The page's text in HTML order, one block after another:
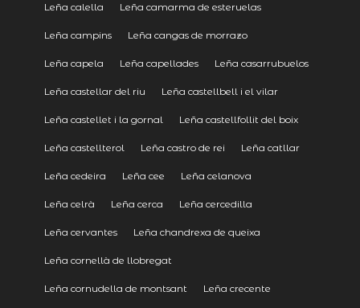
Leña calella Leña camarma de esteruelas
Leña campins Leña cangas de morrazo
Leña capela Leña capellades Leña casarrubuelos
Leña castellar del riu Leña castellbell i el vilar
Leña castellet i la gornal Leña castellfollit del boix
Leña castellterol Leña castro de rei Leña catllar
Leña cedeira Leña cee Leña celanova
Leña celrà Leña cerca Leña cercedilla
Leña cervantes Leña chandrexa de queixa
Leña cornellà de llobregat
Leña cornudella de montsant Leña crecente